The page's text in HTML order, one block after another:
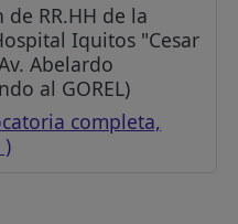
RR.HH de la
Iquitos "Cesar
Abelardo
al GOREL)
completa,